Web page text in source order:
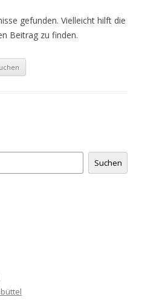
gefunden. Vielleicht hilft die
Beitrag zu finden.
Suchen